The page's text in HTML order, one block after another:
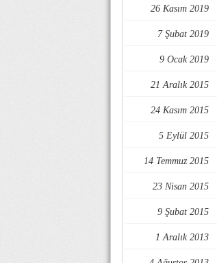
26 Kasım 2019
7 Şubat 2019
9 Ocak 2019
21 Aralık 2015
24 Kasım 2015
5 Eylül 2015
14 Temmuz 2015
23 Nisan 2015
9 Şubat 2015
1 Aralık 2013